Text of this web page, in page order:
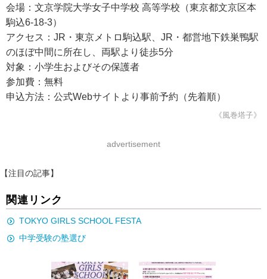
会場：文京学院大学女子中学校 高等学校（東京都文京区本
駒込6-18-3）
アクセス：JR・東京メトロ駒込駅、JR・都営地下鉄巣鴨駅
のほぼ中間に所在し、両駅より徒歩5分
対象：小学生およびその保護者
参加費：無料
申込方法：公式Webサイトより事前予約（先着順）
《風巻塔子》
advertisement
【注目の記事】
関連リンク
TOKYO GIRLS SCHOOL FESTA
中学受験の塾選び